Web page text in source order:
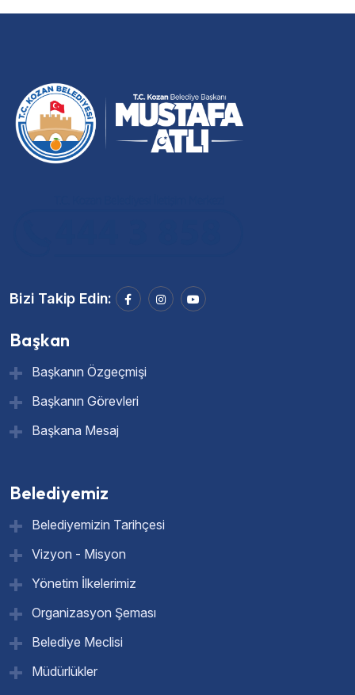
Bizi Takip Edin:
Başkan
Başkanın Özgeçmişi
Başkanın Görevleri
Başkana Mesaj
Belediyemiz
Belediyemizin Tarihçesi
Vizyon - Misyon
Yönetim İlkelerimiz
Organizasyon Şeması
Belediye Meclisi
Müdürlükler